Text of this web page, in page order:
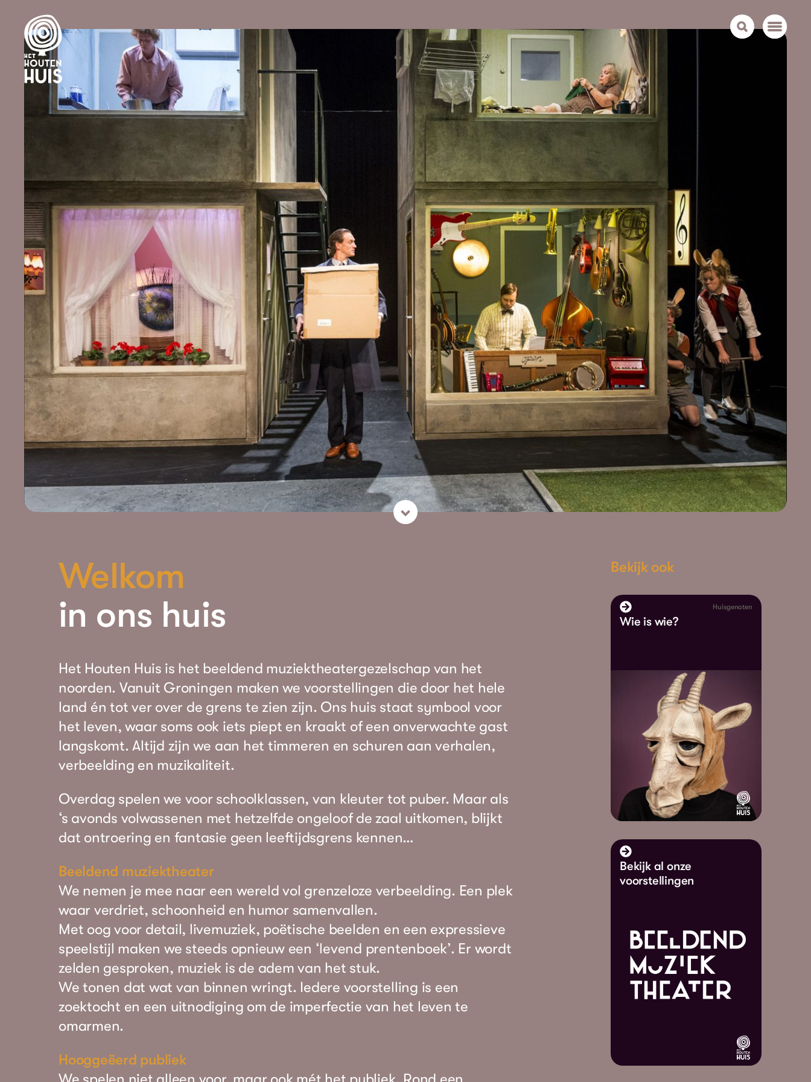
Welkom
in ons huis
Het Houten Huis is het beeldend muziektheatergezelschap van het
noorden. Vanuit Groningen maken we voorstellingen die door het hele
land én tot ver over de grens te zien zijn. Ons huis staat symbool voor
het leven, waar soms ook iets piept en kraakt of een onverwachte gast
langskomt. Altijd zijn we aan het timmeren en schuren aan verhalen,
verbeelding en muzikaliteit.
Overdag spelen we voor schoolklassen, van kleuter tot puber. Maar als
‘s avonds volwassenen met hetzelfde ongeloof de zaal uitkomen, blijkt
dat ontroering en fantasie geen leeftijdsgrens kennen…
Beeldend muziektheater
We nemen je mee naar een wereld vol grenzeloze verbeelding. Een plek
waar verdriet, schoonheid en humor samenvallen.
Met oog voor detail, livemuziek, poëtische beelden en een expressieve
speelstijl maken we steeds opnieuw een ‘levend prentenboek’. Er wordt
zelden gesproken, muziek is de adem van het stuk.
We tonen dat wat van binnen wringt. Iedere voorstelling is een
zoektocht en een uitnodiging om de imperfectie van het leven te
omarmen.
Hooggeëerd publiek
Bekijk ook
Wie is wie?
Huisgenoten
Bekijk al onze
voorstellingen